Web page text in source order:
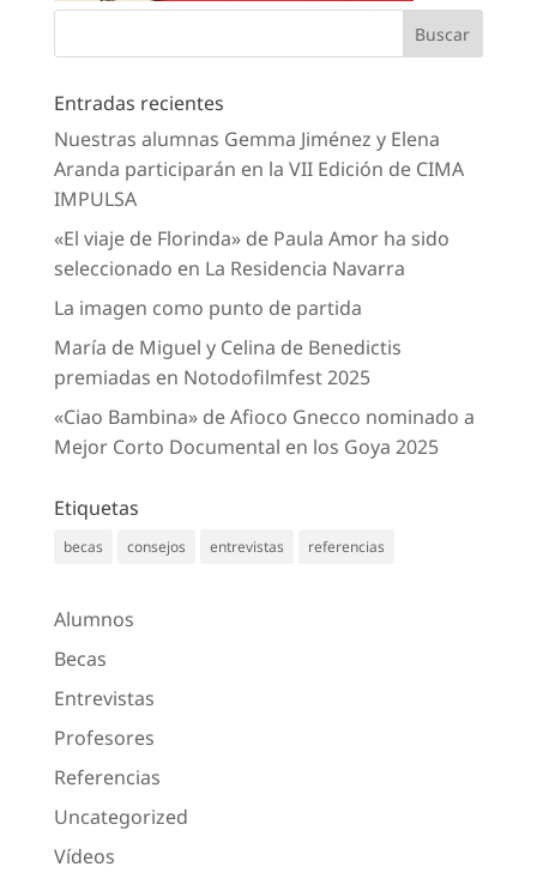
Entradas recientes
Nuestras alumnas Gemma Jiménez y Elena
Aranda participarán en la VII Edición de CIMA
IMPULSA
«El viaje de Florinda» de Paula Amor ha sido
seleccionado en La Residencia Navarra
La imagen como punto de partida
María de Miguel y Celina de Benedictis
premiadas en Notodofilmfest 2025
«Ciao Bambina» de Afioco Gnecco nominado a
Mejor Corto Documental en los Goya 2025
Etiquetas
becas consejos entrevistas referencias
Alumnos
Becas
Entrevistas
Profesores
Referencias
Uncategorized
Vídeos